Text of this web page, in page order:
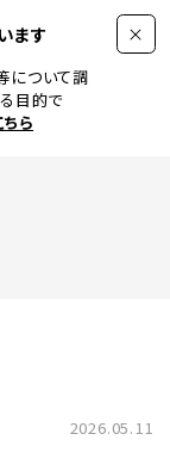
ます
について調
目的で
ら
2026.05.11